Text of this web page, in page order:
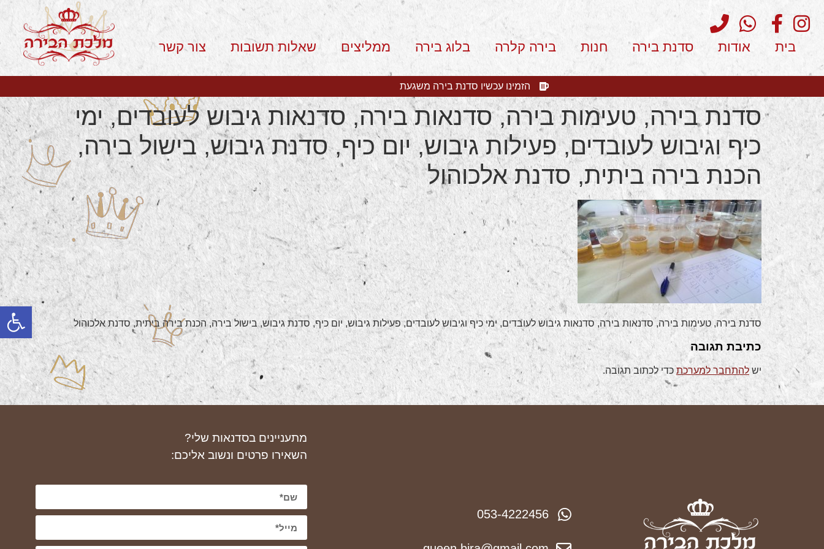
בית אודות סדנת בירה חנות בירה קלרה בלוג בירה ממליצים שאלות תשובות צור קשר
הזמינו עכשיו סדנת בירה משגעת
סדנת בירה, טעימות בירה, סדנאות בירה, סדנאות גיבוש לעובדים, ימי
כיף וגיבוש לעובדים, פעילות גיבוש, יום כיף, סדנת גיבוש, בישול בירה,
הכנת בירה ביתית, סדנת אלכוהול
סדנת בירה, טעימות בירה, סדנאות בירה, סדנאות גיבוש לעובדים, ימי כיף וגיבוש לעובדים, פעילות גיבוש, יום כיף, סדנת גיבוש, בישול בירה, הכנת בירה ביתית, סדנת אלכוהול
כתיבת תגובה
יש להתחבר למערכת כדי לכתוב תגובה.
053-4222456
מתעניינים בסדנאות שלי?
השאירו פרטים ונשוב אליכם: